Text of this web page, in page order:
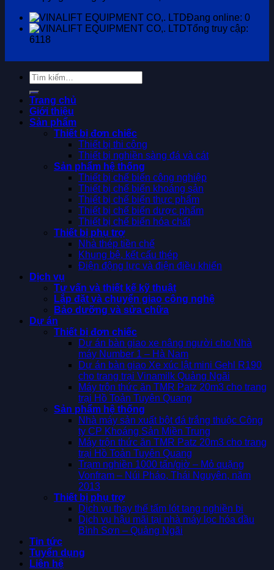
Đang online: 0
Tổng truy cập:
6118
Tìm
kiếm:
Trang chủ
Giới thiệu
Sản phẩm
Thiết bị đơn chiếc
Thiết bị thi công
Thiết bị nghiền sàng đá và cát
Sản phẩm hệ thống
Thiết bị chế biến công nghiệp
Thiết bị chế biến khoáng sản
Thiết bị chế biến thực phẩm
Thiết bị chế biến dược phẩm
Thiết bị chế biến hóa chất
Thiết bị phụ trợ
Nhà thép tiền chế
Khung bệ, kết cấu thép
Điện động lực và điện điều khiển
Dịch vụ
Tư vấn và thiết kế kỹ thuật
Lắp đặt và chuyển giao công nghệ
Bảo dưỡng và sửa chữa
Dự án
Thiết bị đơn chiếc
Dự án bàn giao xe nâng người cho Nhà
máy Number 1 – Hà Nam
Dự án bàn giao Xe xúc lật mini Gehl R190
cho trang trại Vinamilk Quảng Ngãi
Máy trộn thức ăn TMR Patz 20m3 cho trang
trại Hồ Toản Tuyên Quang
Sản phẩm hệ thống
Nhà máy sản xuất bột đá trắng thuộc Công
ty CP Khoáng Sản Miền Trung
Máy trộn thức ăn TMR Patz 20m3 cho trang
trại Hồ Toản Tuyên Quang
Trạm nghiền 1000 tấn/giờ – Mỏ quặng
Vonfram – Núi Pháo, Thái Nguyên, năm
2013
Thiết bị phụ trợ
Dịch vụ thay thế tấm lót tang nghiền bi
Dịch vụ hậu mãi tại nhà máy lọc hóa dầu
Bình Sơn – Quảng Ngãi
Tin tức
Tuyển dụng
Liên hệ